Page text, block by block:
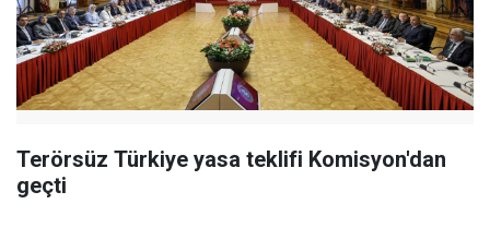
Terörsüz Türkiye yasa teklifi Komisyon'dan
geçti